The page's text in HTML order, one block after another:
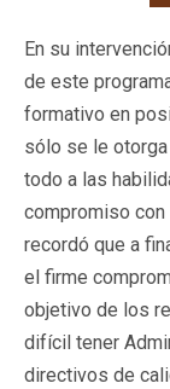
En su
de este
formativo en
sólo se le
todo a las
compromiso con
recordó que a
el firme
objetivo de los
difícil tener
directivos de